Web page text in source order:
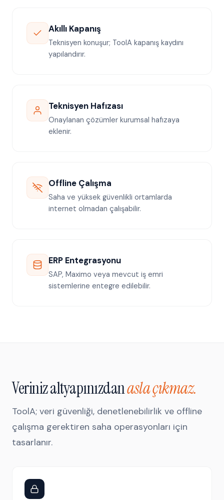
Akıllı Kapanış
Teknisyen konuşur; ToolA kapanış kaydını
yapılandırır.
Teknisyen Hafızası
Onaylanan çözümler kurumsal hafızaya
eklenir.
Offline Çalışma
Saha ve yüksek güvenlikli ortamlarda
internet olmadan çalışabilir.
ERP Entegrasyonu
SAP, Maximo veya mevcut iş emri
sistemlerine entegre edilebilir.
Veriniz altyapınızdanasla çıkmaz.
ToolA; veri güvenliği, denetlenebilirlik ve offline
çalışma gerektiren saha operasyonları için
tasarlanır.